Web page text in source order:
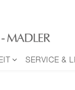
SERVICE &